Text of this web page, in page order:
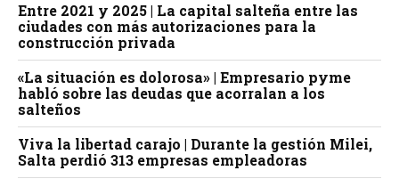
Entre 2021 y 2025 | La capital salteña entre las
ciudades con más autorizaciones para la
construcción privada
«La situación es dolorosa» | Empresario pyme
habló sobre las deudas que acorralan a los
salteños
Viva la libertad carajo | Durante la gestión Milei,
Salta perdió 313 empresas empleadoras